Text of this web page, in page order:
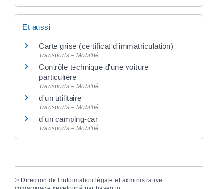
Et aussi
Carte grise (certificat d'immatriculation)
Transports – Mobilité
Contrôle technique d'une voiture
particulière
Transports – Mobilité
d'un utilitaire
Transports – Mobilité
d'un camping-car
Transports – Mobilité
© Direction de l’information légale et administrative